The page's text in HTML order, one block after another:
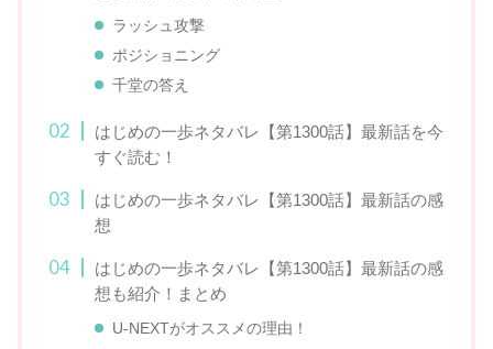
ラッシュ攻撃
ポジショニング
千堂の答え
はじめの一歩ネタバレ【第1300話】最新話を今
すぐ読む！
はじめの一歩ネタバレ【第1300話】最新話の感
想
はじめの一歩ネタバレ【第1300話】最新話の感
想も紹介！まとめ
U-NEXTがオススメの理由！